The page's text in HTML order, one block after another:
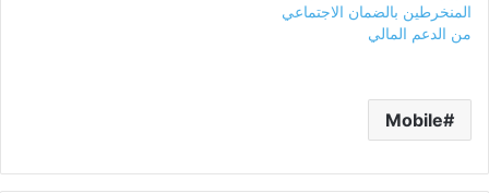
المنخرطين بالضمان الاجتماعي
من الدعم المالي
Mobile